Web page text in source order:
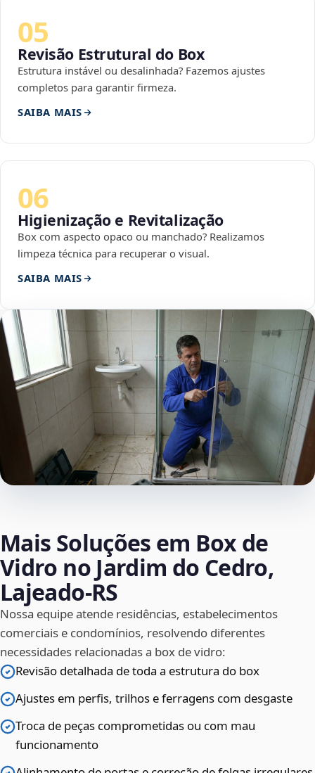
05
Revisão Estrutural do Box
Estrutura instável ou desalinhada? Fazemos ajustes
completos para garantir firmeza.
SAIBA MAIS
06
Higienização e Revitalização
Box com aspecto opaco ou manchado? Realizamos
limpeza técnica para recuperar o visual.
SAIBA MAIS
Mais Soluções em Box de
Vidro no Jardim do Cedro,
Lajeado‑RS
Nossa equipe atende residências, estabelecimentos
comerciais e condomínios, resolvendo diferentes
necessidades relacionadas a box de vidro:
Revisão detalhada de toda a estrutura do box
Ajustes em perfis, trilhos e ferragens com desgaste
Troca de peças comprometidas ou com mau
funcionamento